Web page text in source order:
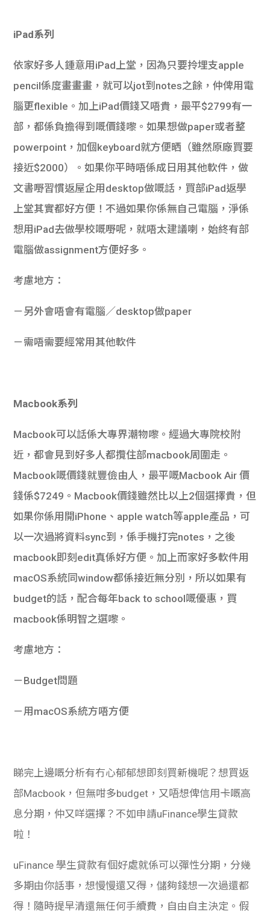
iPad系列
依家好多人鍾意用iPad上堂，因為只要拎埋支apple
pencil係度畫畫畫，就可以jot到notes之餘，仲俾用電
腦更flexible。加上iPad價錢又唔貴，最平$2799有一
部，都係負擔得到嘅價錢嚟。如果想做paper或者整
powerpoint，加個keyboard就方便晒（雖然原廠買要
接近$2000）。如果你平時唔係成日用其他軟件，做
文書嘢習慣返屋企用desktop做嘅話，買部iPad返學
上堂其實都好方便！不過如果你係無自己電腦，淨係
想用iPad去做學校嘅嘢呢，就唔太建議喇，始終有部
電腦做assignment方便好多。
考慮地方：
－另外會唔會有電腦／desktop做paper
－需唔需要經常用其他軟件
Macbook系列
Macbook可以話係大專界潮物嚟。經過大專院校附
近，都會見到好多人都攬住部macbook周圍走。
Macbook嘅價錢就豐儉由人，最平嘅Macbook Air 價
錢係$7249。Macbook價錢雖然比以上2個選擇貴，但
如果你係用開iPhone、apple watch等apple產品，可
以一次過將資料sync到，係手機打完notes，之後
macbook即刻edit真係好方便。加上而家好多軟件用
macOS系統同window都係接近無分別，所以如果有
budget的話，配合每年back to school嘅優惠，買
macbook係明智之選嚟。
考慮地方：
－Budget問題
－用macOS系統方唔方便
睇完上邊嘅分析有冇心郁郁想即刻買新機呢？想買返
部Macbook，但無咁多budget， 又唔想俾信用卡嘅高
息分期，仲又咩選擇？不如申請uFinance學生貸款
啦！
uFinance 學生貸款有個好處就係可以彈性分期，分幾
多期由你話事，想慢慢還又得，儲夠錢想一次過還都
得！隨時提早清還無任何手續費，自由自主決定。假